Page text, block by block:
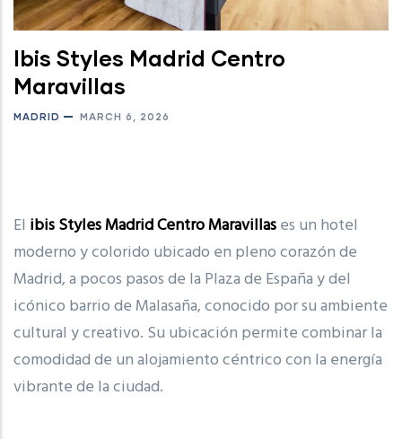
Ibis Styles Madrid Centro
Maravillas
MADRID MARCH 6, 2026
El ibis Styles Madrid Centro Maravillases un hotel
moderno y colorido ubicado en pleno corazón de
Madrid, a pocos pasos de la Plaza de Españay del
icónico barrio de Malasaña, conocido por su ambiente
cultural y creativo. Su ubicación permite combinar la
comodidad de un alojamiento céntrico con la energía
vibrante de la ciudad.